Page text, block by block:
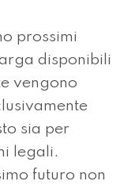
prossimi
disponibili
vengono
sia per
legali.
futuro non